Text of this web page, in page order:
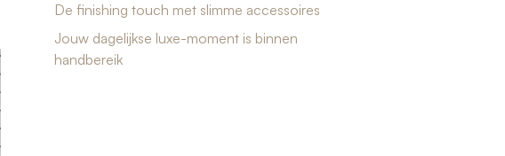
De finishing touch met slimme accessoires
Jouw dagelijkse luxe-moment is binnen
handbereik